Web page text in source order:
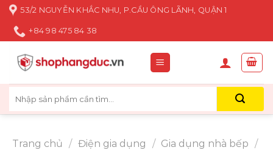
Skip
content
53/2 NGUYỄN KHẮC NHU, P.CẦU ÔNG LÃNH, QUẬN 1
+84 98 475 84 38
kiếm:
Trang chủ / Điện gia dụng / Gia dụng nhà bếp /